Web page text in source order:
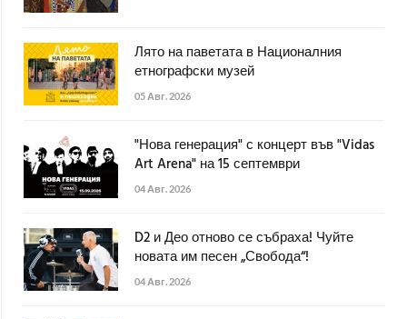
Лято на паветата в Националния
етнографски музей
05 Авг. 2026
"Нова генерация" с концерт във "Vidas
Art Arena" на 15 септември
04 Авг. 2026
D2 и Део отново се събраха! Чуйте
новата им песен „Свобода“!
04 Авг. 2026